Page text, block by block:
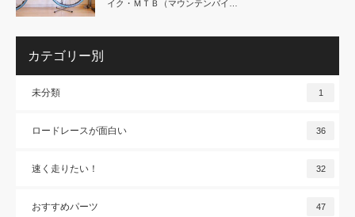
イク・ＭＴＢ（マウンテンバイ…
カテゴリー別
未分類 1
ロードレースが面白い 36
速く走りたい！ 32
おすすめパーツ 47